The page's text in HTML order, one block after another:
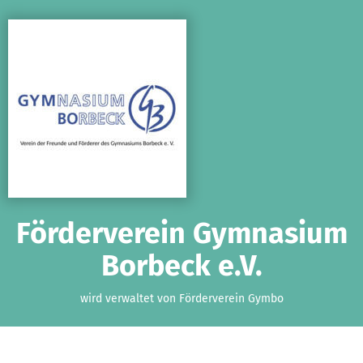
Förderverein Gymnasium
Borbeck e.V.
wird verwaltet von Förderverein Gymbo